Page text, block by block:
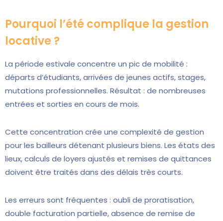
Pourquoi l’été complique la gestion
locative ?
La période estivale concentre un pic de mobilité :
départs d’étudiants, arrivées de jeunes actifs, stages,
mutations professionnelles. Résultat : de nombreuses
entrées et sorties en cours de mois.
Cette concentration crée une complexité de gestion
pour les bailleurs détenant plusieurs biens. Les états des
lieux, calculs de loyers ajustés et remises de quittances
doivent être traités dans des délais très courts.
Les erreurs sont fréquentes : oubli de proratisation,
double facturation partielle, absence de remise de